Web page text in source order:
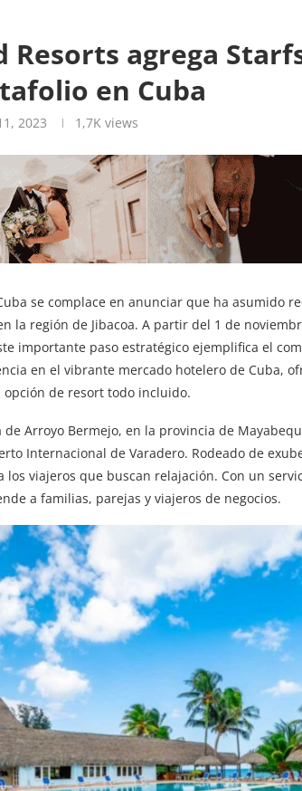
Resorts agrega
en Cuba
2023 1,7K views
se complace en anunciar que ha asumido
la región de Jibacoa. A partir del 1 de
importante paso estratégico ejemplifica el
en el vibrante mercado hotelero de Cuba,
de resort todo incluido.
Arroyo Bermejo, en la provincia de
Internacional de Varadero. Rodeado de
viajeros que buscan relajación. Con un
a familias, parejas y viajeros de negocios.